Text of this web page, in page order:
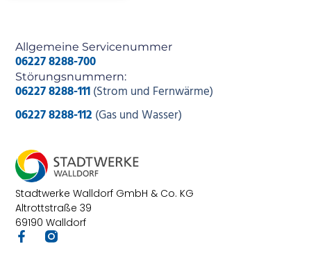
Stadtwerke Walldorf GmbH & Co. KG
Altrottstraße 39
69190 Walldorf
Allgemeine Servicenummer
06227 8288-700
Störungsnummern:
06227 8288-111(Strom und Fernwärme)
06227 8288-112 (Gas und Wasser)